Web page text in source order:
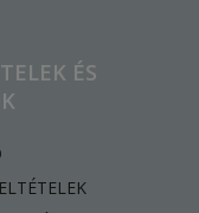
ÉS